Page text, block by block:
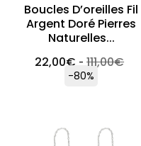
Boucles D’oreilles Fil
Argent Doré Pierres
Naturelles...
22,00€ -111,00€
-80%